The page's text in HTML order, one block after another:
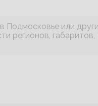
или
регионов,